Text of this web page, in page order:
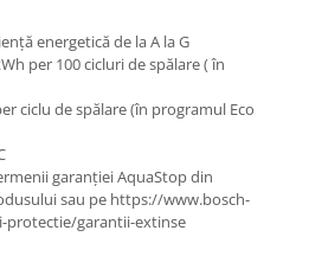
energetică de la A la G
per 100 cicluri de spălare ( în
ciclu de spălare (în programul Eco
garanției AquaStop din
sau pe https://www.bosch-
protectie/garantii-extinse